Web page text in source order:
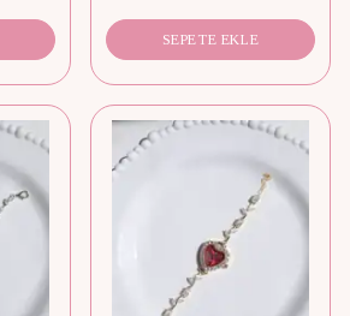
SEPETE EKLE